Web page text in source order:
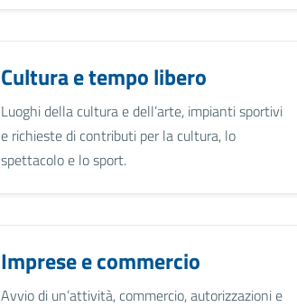
Cultura e tempo libero
Luoghi della cultura e dell’arte, impianti sportivi
e richieste di contributi per la cultura, lo
spettacolo e lo sport.
Imprese e commercio
Avvio di un’attività, commercio, autorizzazioni e